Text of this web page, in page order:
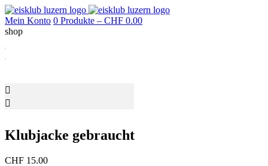
Mein Konto 0 Produkte – CHF 0.00
shop
Klubjacke gebraucht
CHF 15.00